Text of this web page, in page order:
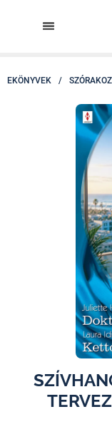
EKÖNYVEK /